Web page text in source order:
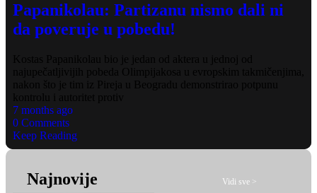
Papanikolau: Partizanu nismo dali ni
da poveruje u pobedu!
7 months ago
0 Comments
Keep Reading
Najnovije Vidi sve >